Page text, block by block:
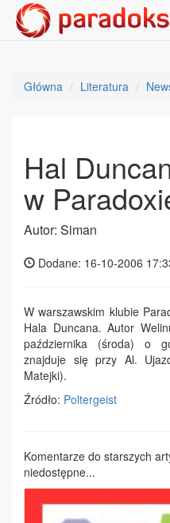
Główna Literatura
Hal
w
Autor: Siman
Dodane: 16-10-2006
W warszawskim klubie
Hala Duncana. Autor
października (środa) o
znajduje się przy Al.
Matejki).
Źródło: Poltergeist
Komentarze do starszych
niedostępne...